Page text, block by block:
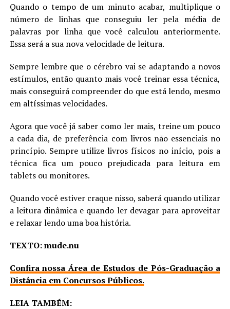
Quando o tempo de um minuto acabar, multiplique o
número de linhas que conseguiu ler pela média de
palavras por linha que você calculou anteriormente.
Essa será a sua nova velocidade de leitura.
Sempre lembre que o cérebro vai se adaptando a novos
estímulos, então quanto mais você treinar essa técnica,
mais conseguirá compreender do que está lendo, mesmo
em altíssimas velocidades.
Agora que você já saber como ler mais, treine um pouco
a cada dia, de preferência com livros não essenciais no
princípio. Sempre utilize livros físicos no início, pois a
técnica fica um pouco prejudicada para leitura em
tablets ou monitores.
Quando você estiver craque nisso, saberá quando utilizar
a leitura dinâmica e quando ler devagar para aproveitar
e relaxar lendo uma boa história.
TEXTO: mude.nu
Confira nossa Área de Estudos de Pós-Graduação a
Distância em Concursos Públicos.
LEIA TAMBÉM: